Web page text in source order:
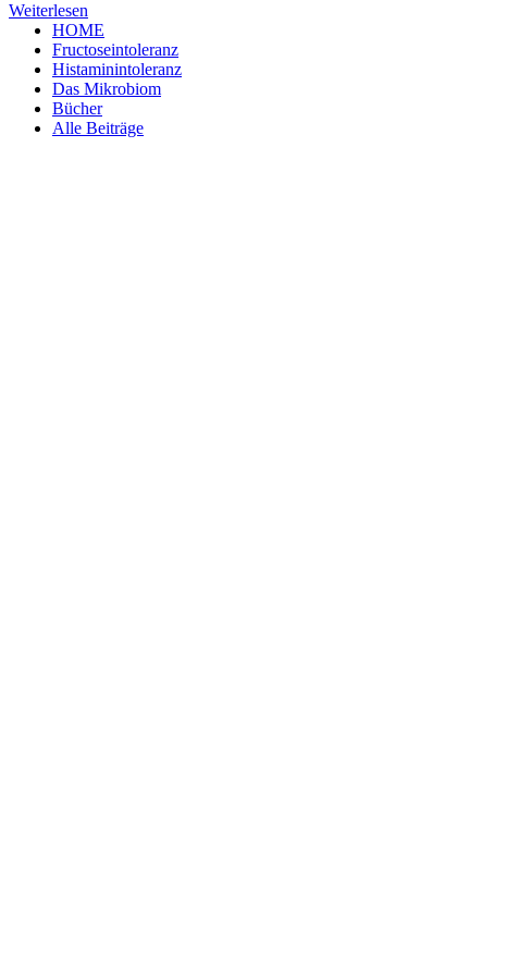
Weiterlesen
HOME
Fructoseintoleranz
Histaminintoleranz
Das Mikrobiom
Bücher
Alle Beiträge